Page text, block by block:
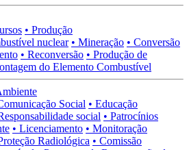
• Produção
nuclear • Mineração • Conversão
• Reconversão • Produção de
do Elemento Combustível
Social • Educação
social • Patrocínios
• Licenciamento • Monitoração
Radiológica • Comissão